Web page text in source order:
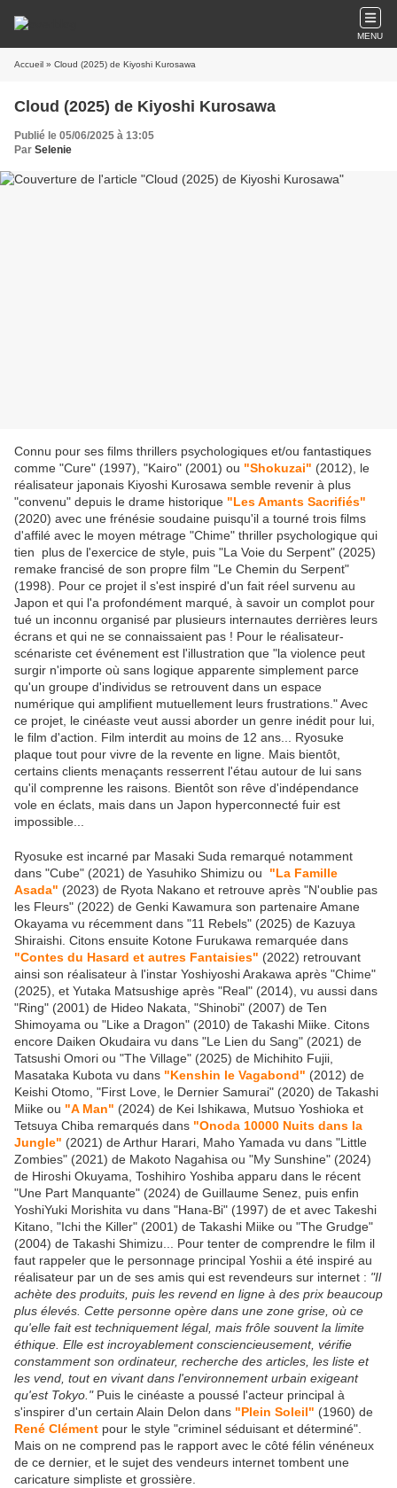
MENU
Accueil » Cloud (2025) de Kiyoshi Kurosawa
Cloud (2025) de Kiyoshi Kurosawa
Publié le 05/06/2025 à 13:05
Par Selenie
Connu pour ses films thrillers psychologiques et/ou fantastiques
comme "Cure" (1997), "Kairo" (2001) ou "Shokuzai" (2012), le
réalisateur japonais Kiyoshi Kurosawa semble revenir à plus
"convenu" depuis le drame historique "Les Amants Sacrifiés"
(2020) avec une frénésie soudaine puisqu'il a tourné trois films
d'affilé avec le moyen métrage "Chime" thriller psychologique qui
tien plus de l'exercice de style, puis "La Voie du Serpent" (2025)
remake francisé de son propre film "Le Chemin du Serpent"
(1998). Pour ce projet il s'est inspiré d'un fait réel survenu au
Japon et qui l'a profondément marqué, à savoir un complot pour
tué un inconnu organisé par plusieurs internautes derrières leurs
écrans et qui ne se connaissaient pas ! Pour le réalisateur-
scénariste cet événement est l'illustration que "la violence peut
surgir n'importe où sans logique apparente simplement parce
qu'un groupe d'individus se retrouvent dans un espace
numérique qui amplifient mutuellement leurs frustrations." Avec
ce projet, le cinéaste veut aussi aborder un genre inédit pour lui,
le film d'action. Film interdit au moins de 12 ans... Ryosuke
plaque tout pour vivre de la revente en ligne. Mais bientôt,
certains clients menaçants resserrent l'étau autour de lui sans
qu'il comprenne les raisons. Bientôt son rêve d'indépendance
vole en éclats, mais dans un Japon hyperconnecté fuir est
impossible...
Ryosuke est incarné par Masaki Suda remarqué notamment
dans "Cube" (2021) de Yasuhiko Shimizu ou "La Famille
Asada" (2023) de Ryota Nakano et retrouve après "N'oublie pas
les Fleurs" (2022) de Genki Kawamura son partenaire Amane
Okayama vu récemment dans "11 Rebels" (2025) de Kazuya
Shiraishi. Citons ensuite Kotone Furukawa remarquée dans
"Contes du Hasard et autres Fantaisies" (2022) retrouvant
ainsi son réalisateur à l'instar Yoshiyoshi Arakawa après "Chime"
(2025), et Yutaka Matsushige après "Real" (2014), vu aussi dans
"Ring" (2001) de Hideo Nakata, "Shinobi" (2007) de Ten
Shimoyama ou "Like a Dragon" (2010) de Takashi Miike. Citons
encore Daiken Okudaira vu dans "Le Lien du Sang" (2021) de
Tatsushi Omori ou "The Village" (2025) de Michihito Fujii,
Masataka Kubota vu dans "Kenshin le Vagabond" (2012) de
Keishi Otomo, "First Love, le Dernier Samurai" (2020) de Takashi
Miike ou "A Man" (2024) de Kei Ishikawa, Mutsuo Yoshioka et
Tetsuya Chiba remarqués dans "Onoda 10000 Nuits dans la
Jungle" (2021) de Arthur Harari, Maho Yamada vu dans "Little
Zombies" (2021) de Makoto Nagahisa ou "My Sunshine" (2024)
de Hiroshi Okuyama, Toshihiro Yoshiba apparu dans le récent
"Une Part Manquante" (2024) de Guillaume Senez, puis enfin
YoshiYuki Morishita vu dans "Hana-Bi" (1997) de et avec Takeshi
Kitano, "Ichi the Killer" (2001) de Takashi Miike ou "The Grudge"
(2004) de Takashi Shimizu... Pour tenter de comprendre le film il
faut rappeler que le personnage principal Yoshii a été inspiré au
réalisateur par un de ses amis qui est revendeurs sur internet : "Il
achète des produits, puis les revend en ligne à des prix beaucoup
plus élevés. Cette personne opère dans une zone grise, où ce
qu'elle fait est techniquement légal, mais frôle souvent la limite
éthique. Elle est incroyablement consciencieusement, vérifie
constamment son ordinateur, recherche des articles, les liste et
les vend, tout en vivant dans l'environnement urbain exigeant
qu'est Tokyo."Puis le cinéaste a poussé l'acteur principal à
s'inspirer d'un certain Alain Delon dans "Plein Soleil" (1960) de
René Clément pour le style "criminel séduisant et déterminé".
Mais on ne comprend pas le rapport avec le côté félin vénéneux
de ce dernier, et le sujet des vendeurs internet tombent une
caricature simpliste et grossière.